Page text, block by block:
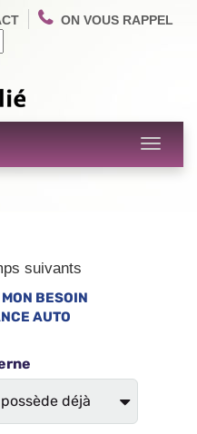
ON VOUS RAPPEL
Toggle
suivants